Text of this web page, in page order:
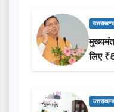
उत्तराखण्ड
लिए
उत्तराखण्ड